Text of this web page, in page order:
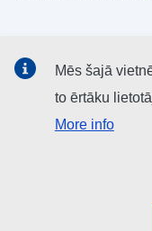
ES kontisociālajos
Mēs šajā
to ērtāku
More info